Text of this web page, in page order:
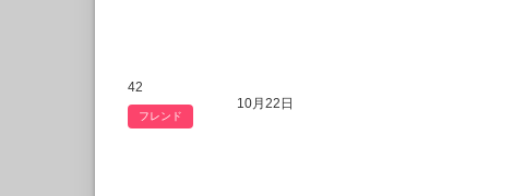
42
フレンド
10月22日